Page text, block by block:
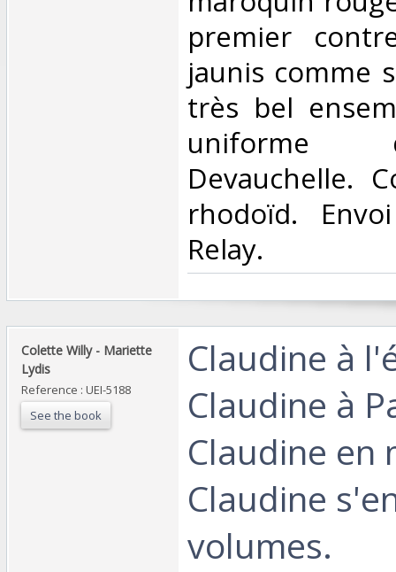
premier
jaunis comme
très bel
uniforme
Devauchelle.
rhodoïd.
Relay.‎
‎Colette Willy - Mariette
Lydis‎
Reference : UEI-5188
See the book
‎Claudine à
Claudine à
Claudine en
Claudine
volumes.‎